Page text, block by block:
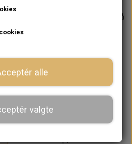
Varen er på
lager. 1-2 dages leveringstid
− +
LÆG I KURV
alle
valgte